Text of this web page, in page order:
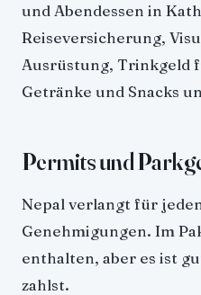
und Abendessen in
Reiseversicherung,
Ausrüstung, Trinkgeld
Getränke und Snacks
Permits und
Nepal verlangt für
Genehmigungen. Im
enthalten, aber es ist
zahlst.